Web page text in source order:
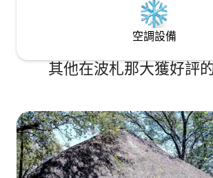
空調設備
其他在波札那大獲好評